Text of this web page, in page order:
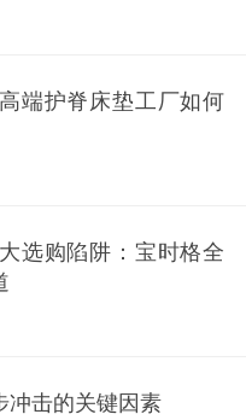
端护脊床垫工厂如何
选购陷阱：宝时格全
冲击的关键因素